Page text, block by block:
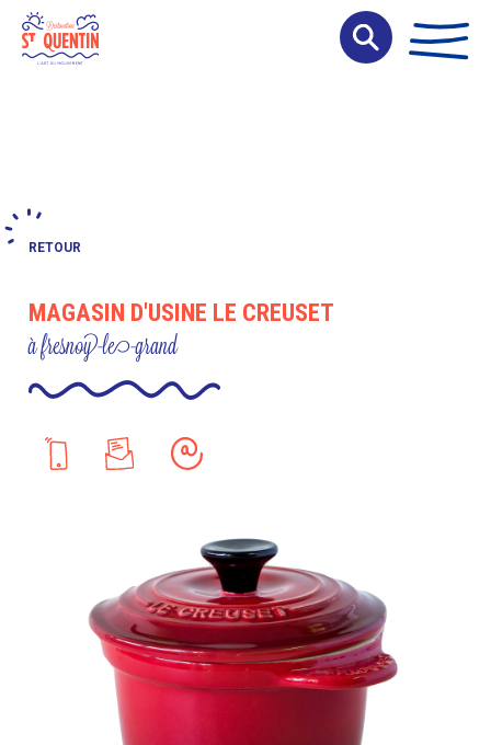
RETOUR
MAGASIN D'USINE LE CREUSET
à fresnoy-le-grand
Panneau de gestion des cookies